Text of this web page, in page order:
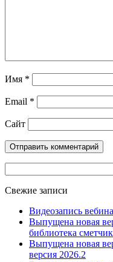
Имя *
Email *
Сайт
Свежие записи
Видеозапись
Выпущена новая
библиотека
Выпущена новая
версия 2026.2